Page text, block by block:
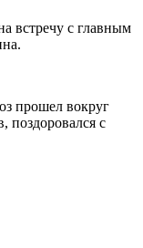
встречу с главным
прошел вокруг
поздоровался с